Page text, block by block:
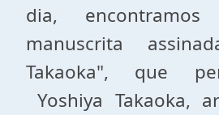
dia,
manuscrita
Takaoka", que
Yoshiya Takaoka,